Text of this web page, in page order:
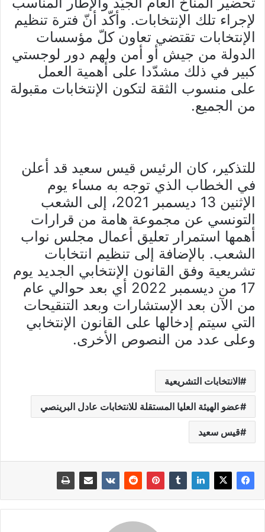
لإجراء تلك الإنتخابات. وأكّد أنّ فترة تنظيم
الإنتخابات تقتضي تعاون كلّ مؤسسات
الدولة من جيش أو أمن ولهم دور لوجستي
كبير في ذلك مشدّدا على أهمية العمل
على منسوب الثقة لتكون الإنتخابات مقبولة
من الجميع.
للتذكير، كان الرئيس قيس سعيد قد أعلن
في الخطاب الذي توجه به مساء يوم
الإثنين 13 ديسمبر 2021، إلى الشعب
التونسي عن مجموعة هامة من قرارات
أهمها استمرار تعليق أعمال مجلس نواب
الشعب. بالإضافة إلى تنظيم انتخابات
تشريعية وفق القانون الإنتخابي الجديد يوم
17 من ديسمبر 2022 أي بعد حوالي عام
من الآن بعد الإستشارات وبعد التنقيحات
التي سيتم إدخالها على القانون الإنتخابي
وعلى عدد من النصوص الأخرى.
الانتخابات التشريعية
عضو الهيئة العليا المستقلة للانتخابات عادل البرينصي
قيس سعيد